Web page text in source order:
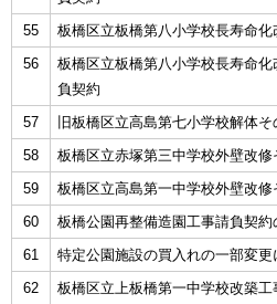
55
板橋区立板橋第八小学校長寿命化
56
板橋区立板橋第八小学校長寿命
負契約
57
旧板橋区立高島第七小学校解体
58
板橋区立赤塚第三中学校外壁改
59
板橋区立高島第一中学校外壁改
60
板橋公園再整備造園工事請負契
61
特定公園施設の買入れの一部変更
62
板橋区立上板橋第一中学校改築